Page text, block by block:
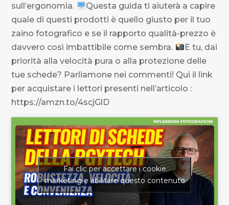
sull’ergonomia.
Questa guida ti aiuterà a capire
quale di questi prodotti è quello giusto per il tuo
zaino fotografico e se il rapporto qualità-prezzo è
davvero così imbattibile come sembra.
E tu, dai
priorità alla velocità pura o alla protezione delle
tue schede? Parliamone nei commenti! Qui il link
per acquistare i lettori presenti nell’articolo :
https://amzn.to/4scjGlD
Fai clic per accettare i cookie
marketing e abilitare questo contenuto